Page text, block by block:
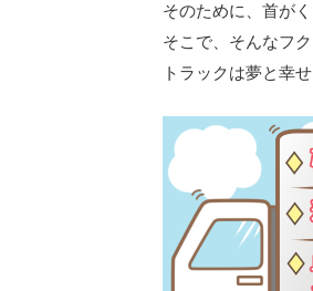
そのために、首が
そこで、そんなフ
トラックは夢と幸